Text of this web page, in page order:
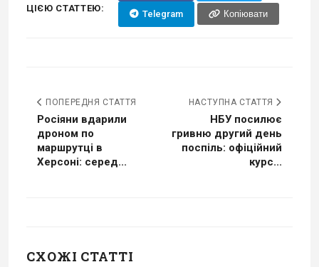
ЦІЄЮ СТАТТЕЮ:
Telegram Копіювати
ПОПЕРЕДНЯ СТАТТЯ
Росіяни вдарили
дроном по
маршрутці в
Херсоні: серед...
НАСТУПНА СТАТТЯ
НБУ посилює
гривню другий день
поспіль: офіційний
курс...
СХОЖІ СТАТТІ